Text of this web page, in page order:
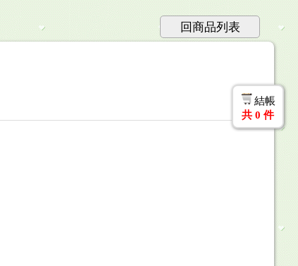
回商品列表
結帳
共 0 件